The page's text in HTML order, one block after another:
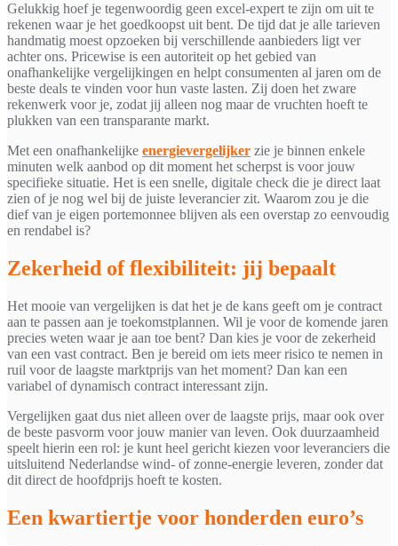
Gelukkig hoef je tegenwoordig geen excel-expert te zijn om uit te
rekenen waar je het goedkoopst uit bent. De tijd dat je alle tarieven
handmatig moest opzoeken bij verschillende aanbieders ligt ver
achter ons. Pricewise is een autoriteit op het gebied van
onafhankelijke vergelijkingen en helpt consumenten al jaren om de
beste deals te vinden voor hun vaste lasten. Zij doen het zware
rekenwerk voor je, zodat jij alleen nog maar de vruchten hoeft te
plukken van een transparante markt.
Met een onafhankelijke energievergelijker zie je binnen enkele
minuten welk aanbod op dit moment het scherpst is voor jouw
specifieke situatie. Het is een snelle, digitale check die je direct laat
zien of je nog wel bij de juiste leverancier zit. Waarom zou je die
dief van je eigen portemonnee blijven als een overstap zo eenvoudig
en rendabel is?
Zekerheid of flexibiliteit: jij bepaalt
Het mooie van vergelijken is dat het je de kans geeft om je contract
aan te passen aan je toekomstplannen. Wil je voor de komende jaren
precies weten waar je aan toe bent? Dan kies je voor de zekerheid
van een vast contract. Ben je bereid om iets meer risico te nemen in
ruil voor de laagste marktprijs van het moment? Dan kan een
variabel of dynamisch contract interessant zijn.
Vergelijken gaat dus niet alleen over de laagste prijs, maar ook over
de beste pasvorm voor jouw manier van leven. Ook duurzaamheid
speelt hierin een rol: je kunt heel gericht kiezen voor leveranciers die
uitsluitend Nederlandse wind- of zonne-energie leveren, zonder dat
dit direct de hoofdprijs hoeft te kosten.
Een kwartiertje voor honderden euro’s